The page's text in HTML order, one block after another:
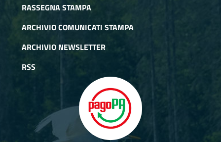
RASSEGNA STAMPA
ARCHIVIO COMUNICATI STAMPA
ARCHIVIO NEWSLETTER
RSS